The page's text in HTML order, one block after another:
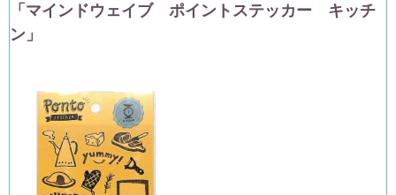
「マインドウェイブ ポイントステッカー キッチ
ン」